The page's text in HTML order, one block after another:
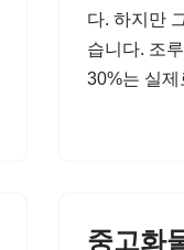
다. 하지만
습니다. 조
30%는 실
중고화